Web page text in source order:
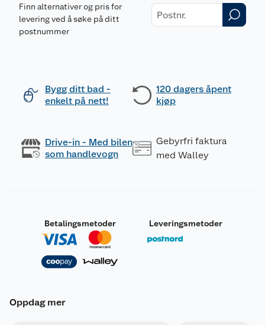
Finn alternativer og pris for
levering ved å søke på ditt
postnummer
Bygg ditt bad -
enkelt på nett!
120 dagers åpent
kjøp
Drive-in - Med bilen
som handlevogn
Gebyrfri faktura
med Walley
Betalingsmetoder Leveringsmetoder
Oppdag mer